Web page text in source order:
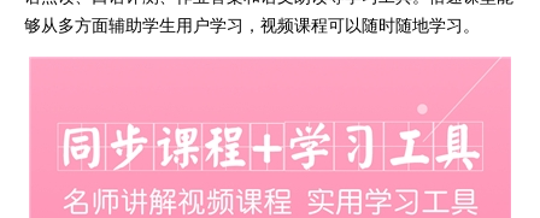
够从多方面辅助学生用户学习，视频课程可以随时随地学习。